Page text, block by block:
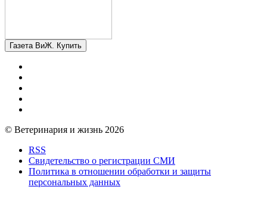
Газета ВиЖ. Купить
© Ветеринария и жизнь 2026
RSS
Свидетельство о регистрации СМИ
Политика в отношении обработки и защиты
персональных данных